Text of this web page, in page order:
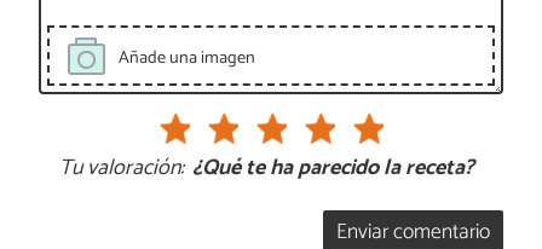
Añade una imagen
Tu valoración: ¿Qué te ha parecido la receta?
Enviar comentario